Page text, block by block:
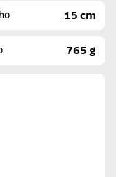
15 cm
765 g